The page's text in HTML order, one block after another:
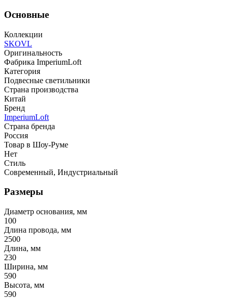
Основные
Коллекции
SKOVL
Оригинальность
Фабрика ImperiumLoft
Категория
Подвесные светильники
Страна производства
Китай
Бренд
ImperiumLoft
Страна бренда
Россия
Товар в Шоу-Руме
Нет
Стиль
Современный, Индустриальный
Размеры
Диаметр основания, мм
100
Длина провода, мм
2500
Длина, мм
230
Ширина, мм
590
Высота, мм
590